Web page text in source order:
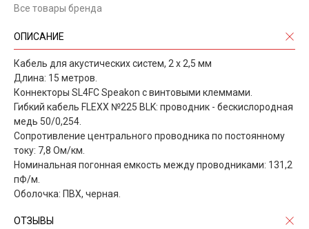
Все товары бренда
ОПИСАНИЕ
Кабель для акустических систем, 2 х 2,5 мм
Длина: 15 метров.
Коннекторы SL4FC Speakon с винтовыми клеммами.
Гибкий кабель FLEXX №225 BLK: проводник - бескислородная
медь 50/0,254.
Сопротивление центрального проводника по постоянному
току: 7,8 Ом/км.
Номинальная погонная емкость между проводниками: 131,2
пФ/м.
Оболочка: ПВХ, черная.
ОТЗЫВЫ